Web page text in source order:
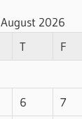
August 2026
T F
6 7